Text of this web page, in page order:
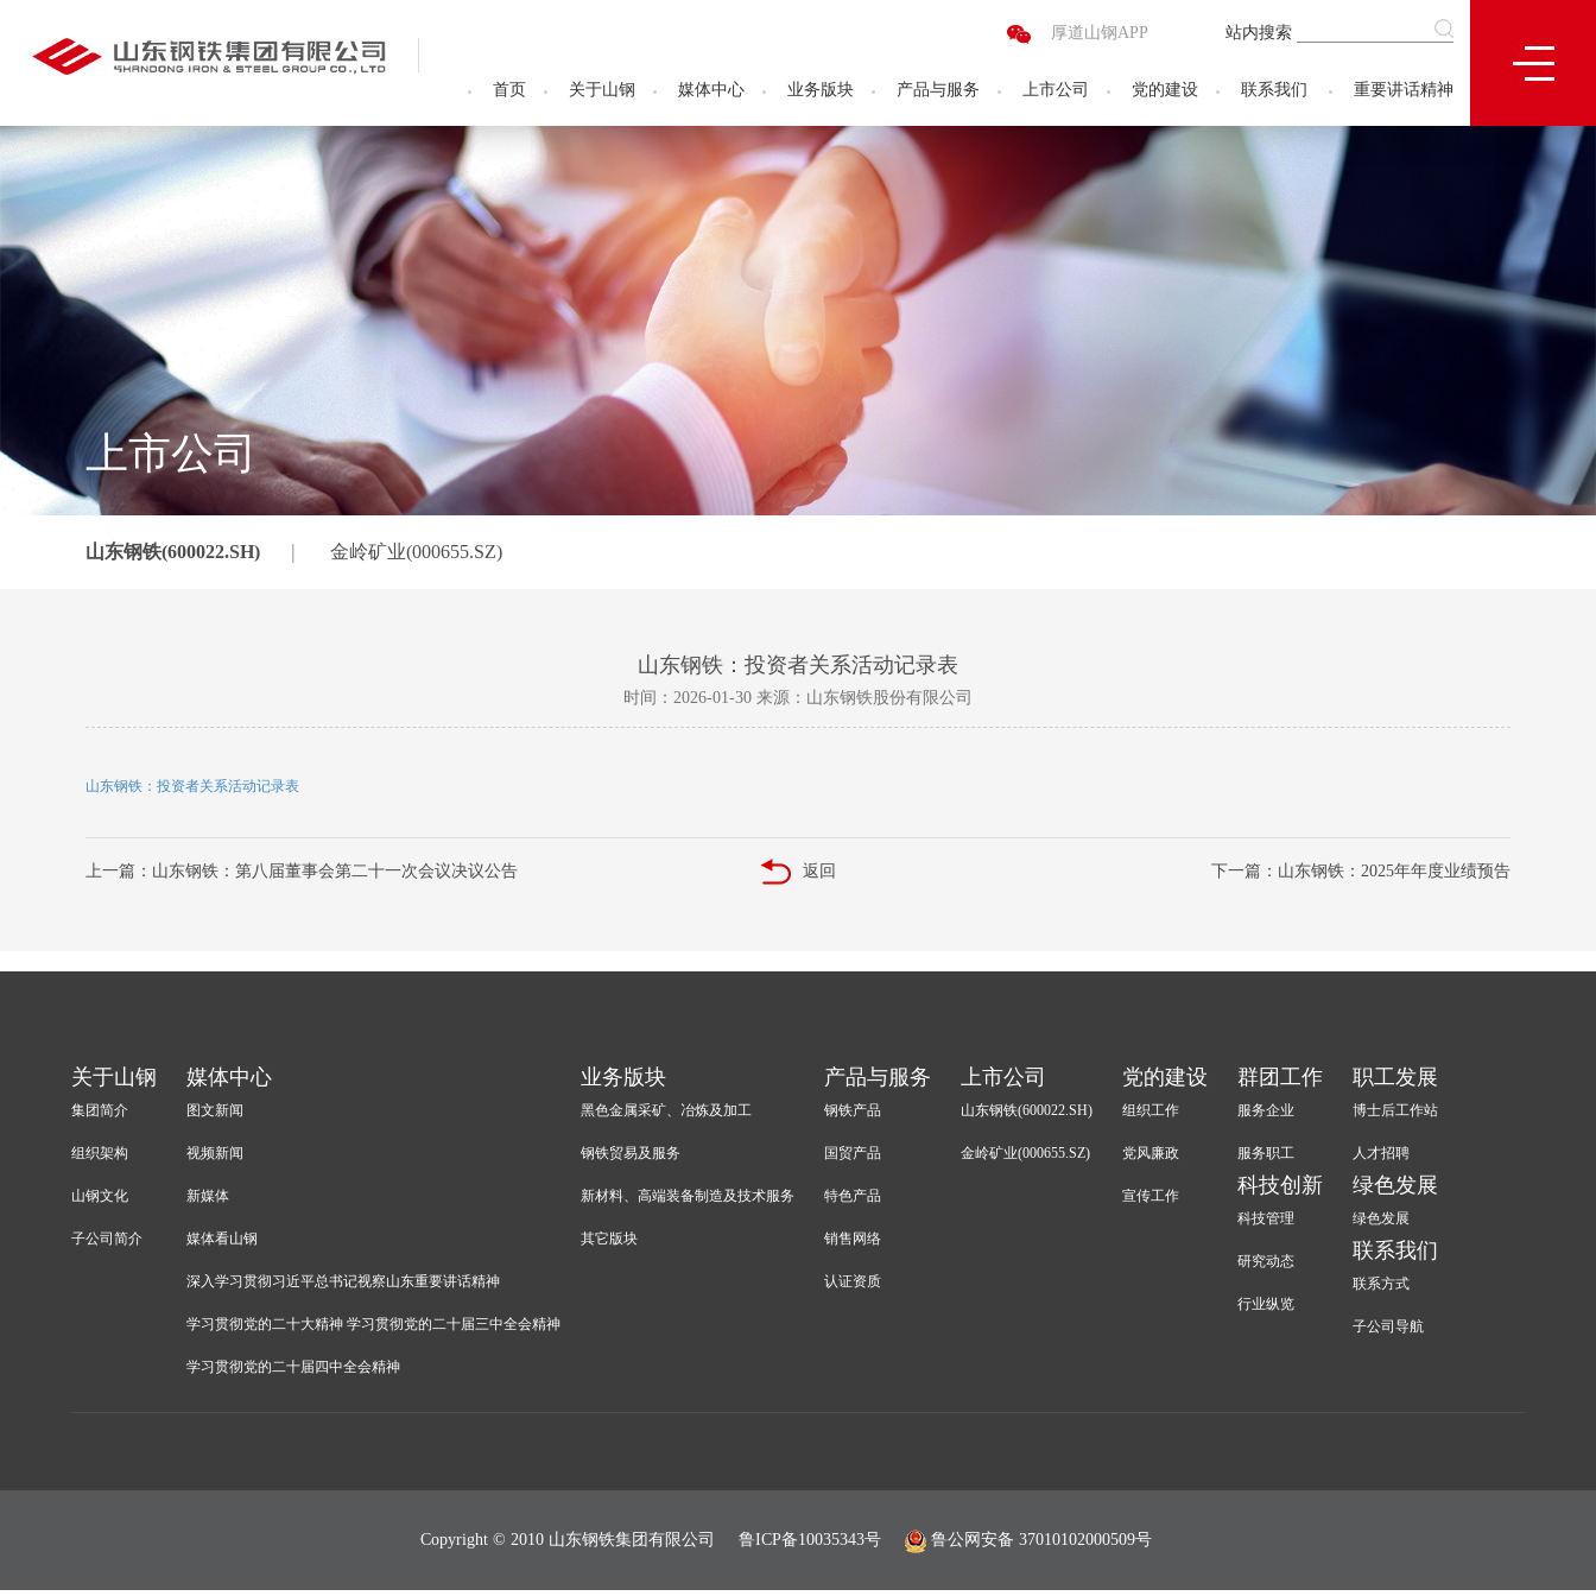
厚道山钢APP 站内搜索
首页 关于山钢 媒体中心 业务版块 产品与服务 上市公司 党的建设 联系我们 重要讲话精神
上市公司
山东钢铁(600022.SH) | 金岭矿业(000655.SZ)
山东钢铁：投资者关系活动记录表
时间：2026-01-30 来源：山东钢铁股份有限公司
山东钢铁：投资者关系活动记录表
上一篇：山东钢铁：第八届董事会第二十一次会议决议公告 返回 下一篇：山东钢铁：2025年年度业绩预告
关于山钢
集团简介
组织架构
山钢文化
子公司简介
媒体中心
图文新闻
视频新闻
新媒体
媒体看山钢
深入学习贯彻习近平总书记视察山东重要讲话精神
学习贯彻党的二十大精神 学习贯彻党的二十届三中全会精神
学习贯彻党的二十届四中全会精神
业务版块
黑色金属采矿、冶炼及加工
钢铁贸易及服务
新材料、高端装备制造及技术服务
其它版块
产品与服务
钢铁产品
国贸产品
特色产品
销售网络
认证资质
上市公司
山东钢铁(600022.SH)
金岭矿业(000655.SZ)
党的建设
组织工作
党风廉政
宣传工作
群团工作
服务企业
服务职工
职工发展
博士后工作站
人才招聘
科技创新
科技管理
研究动态
行业纵览
绿色发展
绿色发展
联系我们
联系方式
子公司导航
Copyright © 2010 山东钢铁集团有限公司 鲁ICP备10035343号 鲁公网安备 37010102000509号